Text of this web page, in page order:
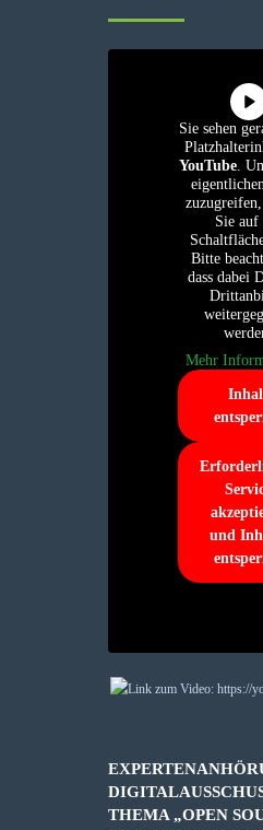
Sie sehen
YouTube.
Sie auf
Bitte
dass dabei
Mehr
und
THEMA „OPEN